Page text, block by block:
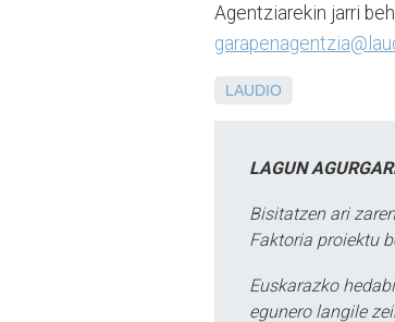
Agentziarekin jarri
LAUDIO
LAGUN
Bisitatzen ari
Faktoria proiektu
Euskarazko
egunero langile